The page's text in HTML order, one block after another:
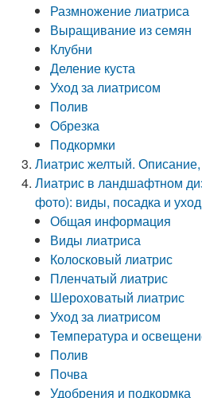
Размножение лиатриса
Выращивание из семян
Клубни
Деление куста
Уход за лиатрисом
Полив
Обрезка
Подкормки
Лиатрис желтый.
Лиатрис в ландшафтном
фото): виды, посадка и
Общая информация
Виды лиатриса
Колосковый лиатрис
Пленчатый лиатрис
Шероховатый лиатрис
Уход за лиатрисом
Температура и
Полив
Почва
Удобрения и подкормка